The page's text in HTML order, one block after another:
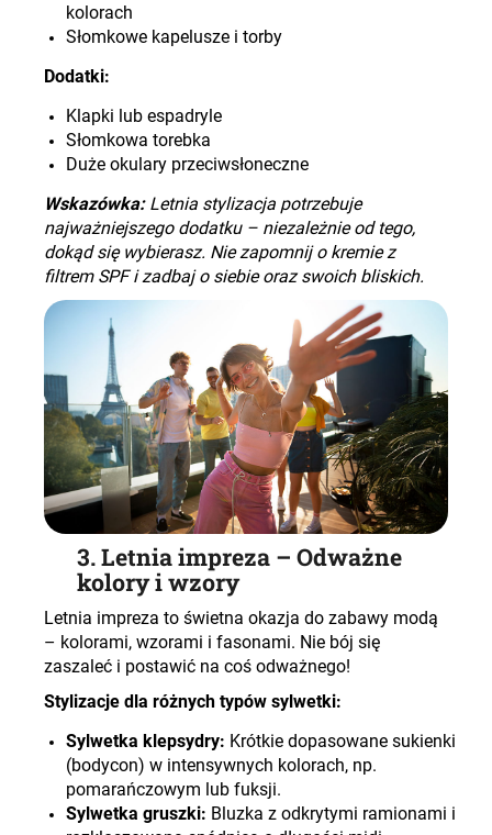
kolorach
Słomkowe kapelusze i torby
Dodatki:
Klapki lub espadryle
Słomkowa torebka
Duże okulary przeciwsłoneczne
Wskazówka:Letnia stylizacja potrzebuje
najważniejszego dodatku – niezależnie od tego,
dokąd się wybierasz. Nie zapomnij o kremie z
filtrem SPF i zadbaj o siebie oraz swoich bliskich.
3. Letnia impreza – Odważne
kolory i wzory
Letnia impreza to świetna okazja do zabawy modą
– kolorami, wzorami i fasonami. Nie bój się
zaszaleć i postawić na coś odważnego!
Stylizacje dla różnych typów sylwetki:
Sylwetka klepsydry: Krótkie dopasowane sukienki
(bodycon) w intensywnych kolorach, np.
pomarańczowym lub fuksji.
Sylwetka gruszki: Bluzka z odkrytymi ramionami i